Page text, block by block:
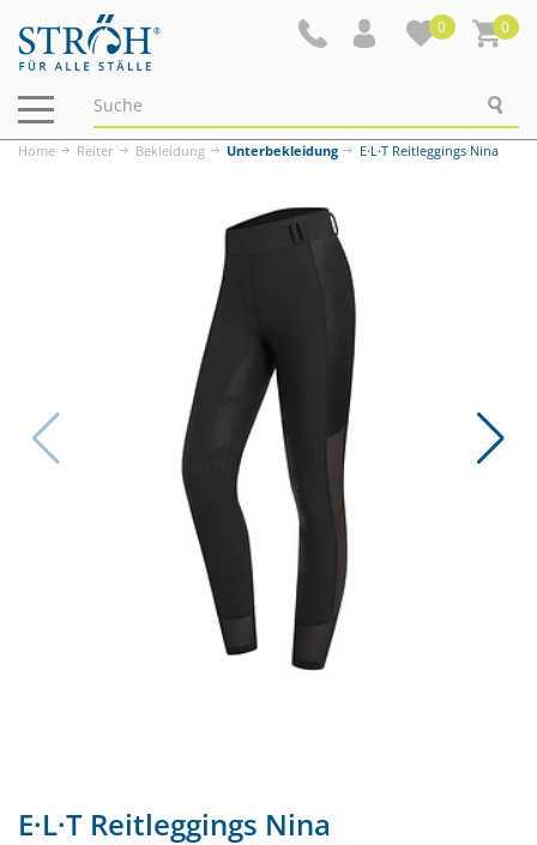
0 0
Navigation
ein-/ausblenden
Home Reiter Bekleidung Unterbekleidung E·L·T Reitleggings Nina
E·L·T Reitleggings Nina